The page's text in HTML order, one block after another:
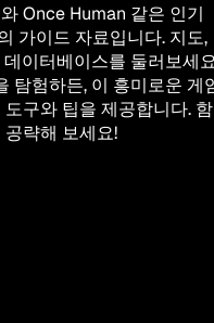
Once Human 같은 인기
가이드 자료입니다. 지도,
이터베이스를 둘러보세
탐험하든, 이 흥미로운 게
구와 팁을 제공합니다. 함
략해 보세요!